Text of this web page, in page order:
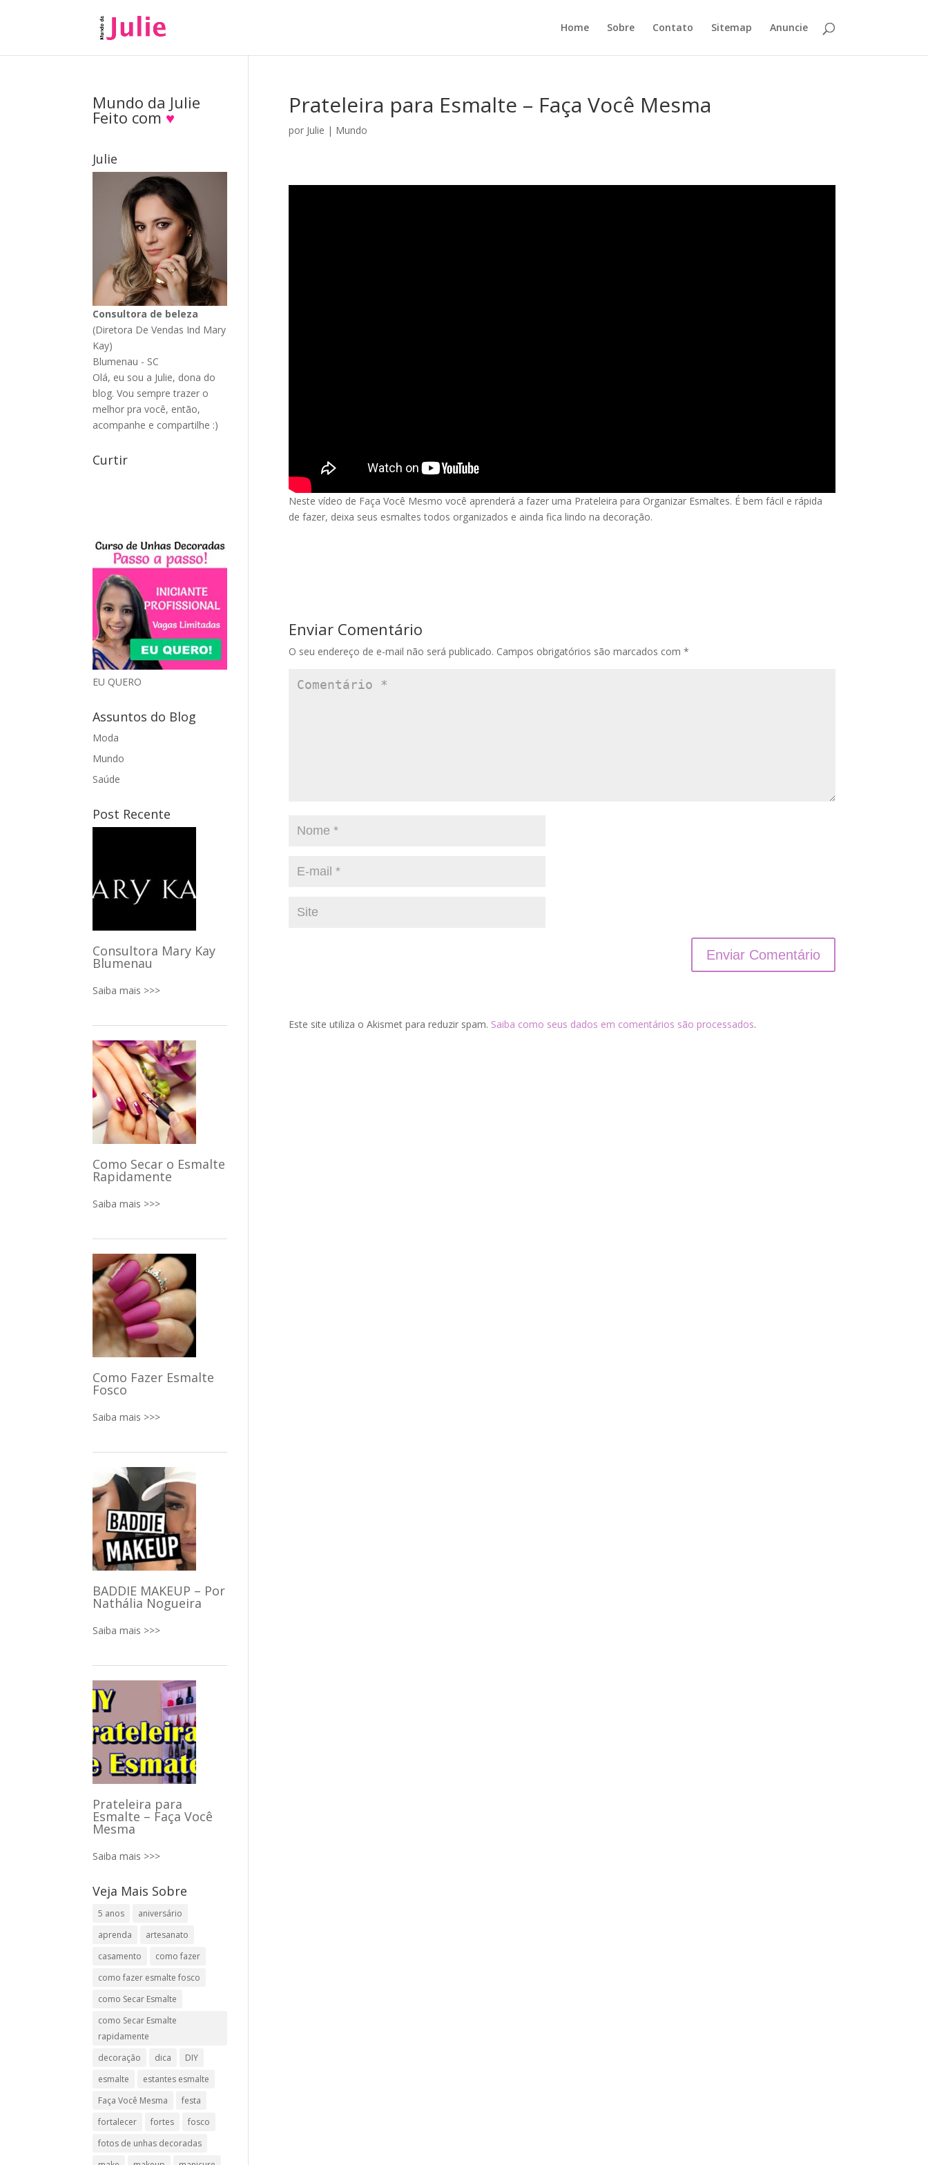
Home Sobre Contato Sitemap Anuncie
Prateleira para Esmalte – Faça Você Mesma
por Julie | Mundo
Neste vídeo de Faça Você Mesmo você aprenderá a fazer uma Prateleira para Organizar Esmaltes. É bem fácil e rápida
de fazer, deixa seus esmaltes todos organizados e ainda fica lindo na decoração.
Enviar Comentário
O seu endereço de e-mail não será publicado. Campos obrigatórios são marcados com *
Este site utiliza o Akismet para reduzir spam. Saiba como seus dados em comentários são processados.
Mundo da Julie
Feito com ♥
Julie
Consultora de beleza
(Diretora De Vendas Ind Mary
Kay)
Blumenau - SC
Olá, eu sou a Julie, dona do
blog. Vou sempre trazer o
melhor pra você, então,
acompanhe e compartilhe :)
Curtir
EU QUERO
Assuntos do Blog
Moda
Mundo
Saúde
Post Recente
Consultora Mary Kay
Blumenau
Saiba mais >>>
Como Secar o Esmalte
Rapidamente
Saiba mais >>>
Como Fazer Esmalte
Fosco
Saiba mais >>>
BADDIE MAKEUP – Por
Nathália Nogueira
Saiba mais >>>
Prateleira para
Esmalte – Faça Você
Mesma
Saiba mais >>>
Veja Mais Sobre
5 anos
aniversário
aprenda
artesanato
casamento
como fazer
como fazer esmalte fosco
como Secar Esmalte
como Secar Esmalte
rapidamente
decoração
dica
DIY
esmalte
estantes esmalte
Faça Você Mesma
festa
fortalecer
fortes
fosco
fotos de unhas decoradas